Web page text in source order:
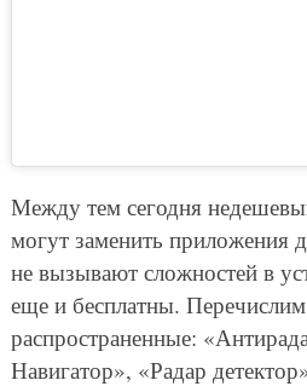
Между тем сегодня
могут заменить приложения
не вызывают сложностей в
еще и бесплатны.
распространенные:
Навигатор», «Радар